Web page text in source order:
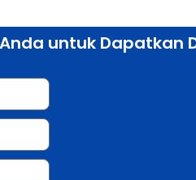
untuk Dapatkan